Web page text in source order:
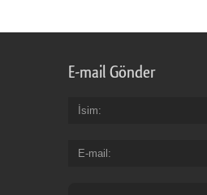
E-mail Gönder
İsim
E-mail